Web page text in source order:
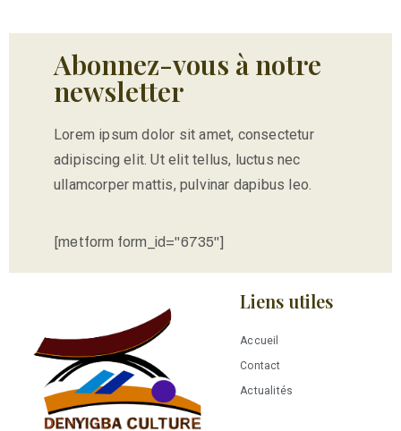
Abonnez-vous à notre
newsletter
Lorem ipsum dolor sit amet, consectetur
adipiscing elit. Ut elit tellus, luctus nec
ullamcorper mattis, pulvinar dapibus leo.
[metform form_id="6735"]
Liens utiles
Accueil
Contact
Actualités